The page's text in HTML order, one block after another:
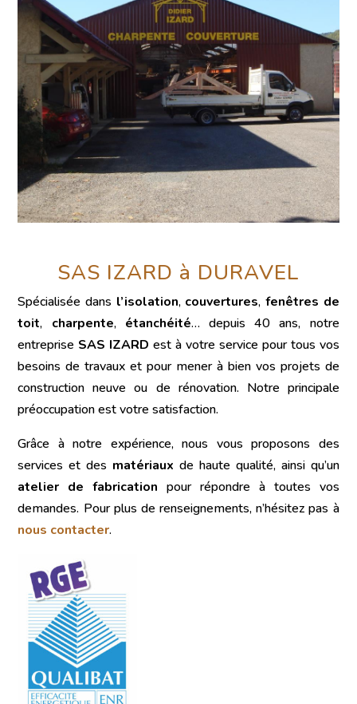
SAS IZARD à DURAVEL
Spécialisée dans l’isolation, couvertures, fenêtres de
toit, charpente, étanchéité… depuis 40 ans, notre
entreprise SAS IZARD est à votre service pour tous vos
besoins de travaux et pour mener à bien vos projets de
construction neuve ou de rénovation. Notre principale
préoccupation est votre satisfaction.
Grâce à notre expérience, nous vous proposons des
services et des matériaux de haute qualité, ainsi qu’un
atelier de fabrication pour répondre à toutes vos
demandes. Pour plus de renseignements, n’hésitez pas à
nous contacter.